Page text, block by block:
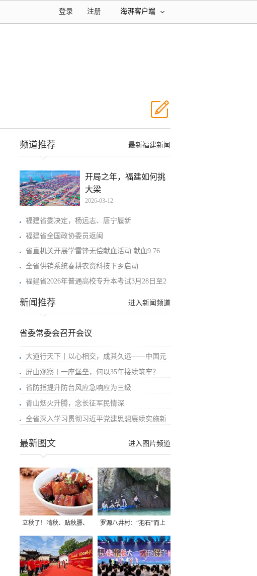
海湃客户端
注册
登录
最新福建新闻
频道推荐
开局之年，福建如何挑
大梁
2026-03-12
福建省委决定，杨远志、唐宁履新
福建省全国政协委员返闽
省直机关开展学雷锋无偿献血活动 献血9.76
全省供销系统春耕农资科技下乡启动
福建省2026年普通高校专升本考试3月28日至2
进入新闻频道
新闻推荐
省委常委会召开会议
大道行天下丨以心相交，成其久远——中国元
屏山观察丨一座堡垒，何以35年接续筑牢？
省防指提升防台风应急响应为三级
青山烟火升腾，念长征军民情深
全省深入学习贯彻习近平党建思想赓续实施新
进入图片频道
最新图文
立秋了！啃秋、贴秋膘、
晒秋，福建人这样过才够
味→
罗源八井村：“抱石”而上